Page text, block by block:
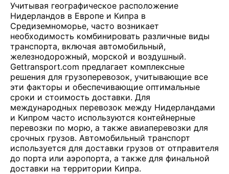
Учитывая географическое расположение
Нидерландов в Европе и Кипра в
Средиземноморье, часто возникает
необходимость комбинировать различные виды
транспорта, включая автомобильный,
железнодорожный, морской и воздушный.
Gettransport.com предлагает комплексные
решения для грузоперевозок, учитывающие все
эти факторы и обеспечивающие оптимальные
сроки и стоимость доставки. Для
международных перевозок между Нидерландами
и Кипром часто используются контейнерные
перевозки по морю, а также авиаперевозки для
срочных грузов. Автомобильный транспорт
используется для доставки грузов от отправителя
до порта или аэропорта, а также для финальной
доставки на территории Кипра.